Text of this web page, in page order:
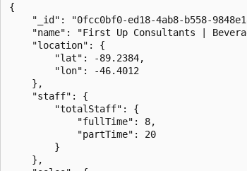
{
"_id": "0fcc0bf0-ed18-4ab8-b558-
"name": "First Up Consultants |
    "location": {
        "lat": -89.2384,
        "lon": -46.4012
    },
    "staff": {
        "totalStaff": {
            "fullTime": 8,
            "partTime": 20
        }
    },